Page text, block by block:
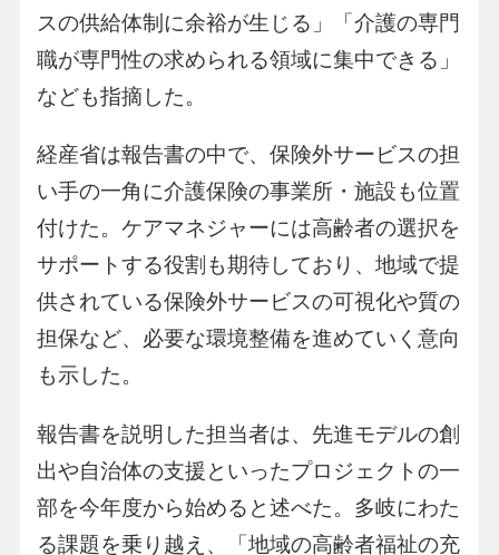
スの供給体制に余裕が生じる」「介護の専門
職が専門性の求められる領域に集中できる」
なども指摘した。
経産省は報告書の中で、保険外サービスの担
い手の一角に介護保険の事業所・施設も位置
付けた。ケアマネジャーには高齢者の選択を
サポートする役割も期待しており、地域で提
供されている保険外サービスの可視化や質の
担保など、必要な環境整備を進めていく意向
も示した。
報告書を説明した担当者は、先進モデルの創
出や自治体の支援といったプロジェクトの一
部を今年度から始めると述べた。多岐にわた
る課題を乗り越え、「地域の高齢者福祉の充